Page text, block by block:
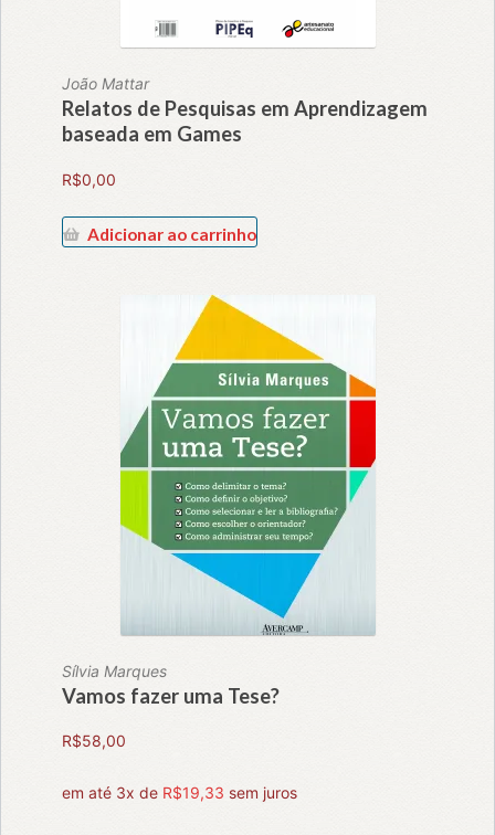
João Mattar
Relatos de Pesquisas em Aprendizagem
baseada em Games
R$0,00
Adicionar ao carrinho
Sílvia Marques
Vamos fazer uma Tese?
R$58,00
em até 3x de R$19,33 sem juros